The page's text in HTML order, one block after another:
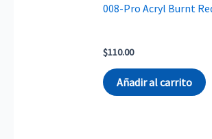
008-Pro Acryl Burnt
$110.00
Añadir al carrito